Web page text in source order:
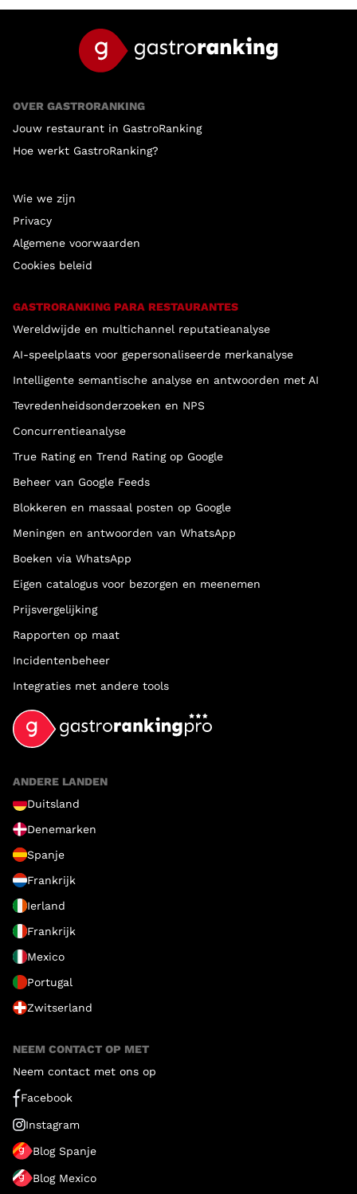
OVER GASTRORANKING
Jouw restaurant in GastroRanking
Hoe werkt GastroRanking?
Wie we zijn
Privacy
Algemene voorwaarden
Cookies beleid
GASTRORANKING PARA RESTAURANTES
Wereldwijde en multichannel reputatieanalyse
AI-speelplaats voor gepersonaliseerde merkanalyse
Intelligente semantische analyse en antwoorden met AI
Tevredenheidsonderzoeken en NPS
Concurrentieanalyse
True Rating en Trend Rating op Google
Beheer van Google Feeds
Blokkeren en massaal posten op Google
Meningen en antwoorden van WhatsApp
Boeken via WhatsApp
Eigen catalogus voor bezorgen en meenemen
Prijsvergelijking
Rapporten op maat
Incidentenbeheer
Integraties met andere tools
ANDERE LANDEN
Duitsland
Denemarken
Spanje
Frankrijk
Ierland
Frankrijk
Mexico
Portugal
Zwitserland
NEEM CONTACT OP MET
Neem contact met ons op
Facebook
Instagram
Blog Spanje
Blog Mexico